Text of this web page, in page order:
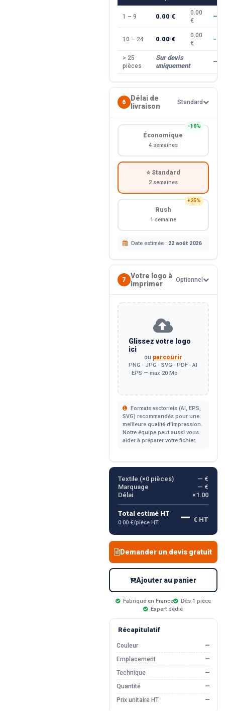
1 – 9 0.00 €
0.00
€
—
10 – 24 0.00 €
0.00
€
> 25
pièces
Sur devis
uniquement
—
6
Délai de
livraison
Standard
−10%
Économique
4 semaines
⭐ Standard
2 semaines
+25%
Rush
1 semaine
Date estimée : 22 août 2026
7
Votre logo à
imprimer
Optionnel
Glissez votre logo
ici
ou parcourir
PNG · JPG · SVG · PDF · AI
· EPS — max 20 Mo
Formats vectoriels (AI, EPS,
SVG) recommandés pour une
meilleure qualité d'impression.
Notre équipe peut aussi vous
aider à préparer votre fichier.
Textile (×0pièces)
— €
Marquage
— €
Délai
×1.00
Total estimé HT
0.00 €/pièce HT — € HT
Demander un devis gratuit
Ajouter au panier
Fabriqué en France
Dès 1 pièce
Expert dédié
Récapitulatif
Couleur
—
Emplacement
—
Technique
—
Quantité
—
Prix unitaire HT
—